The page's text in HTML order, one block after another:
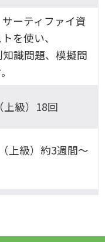
ーティファイ資
を使い、
識問題、模擬問
級）18回
上級）約3週間～